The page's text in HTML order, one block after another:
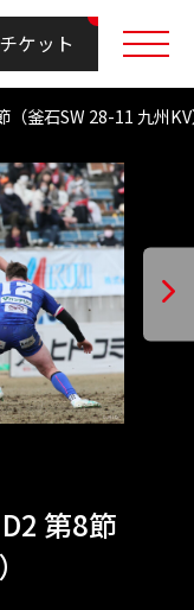
チケット
釜石SW 28-11 九州
第8節